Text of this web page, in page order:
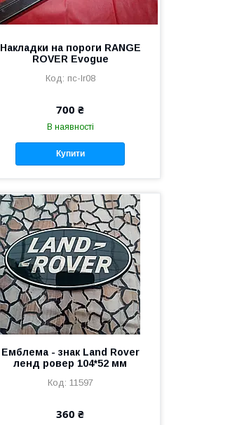
Накладки на пороги RANGE
ROVER Evogue
пс-lr08
700 ₴
В наявності
Купити
Емблема - знак Land Rover
ленд ровер 104*52 мм
11597
360 ₴